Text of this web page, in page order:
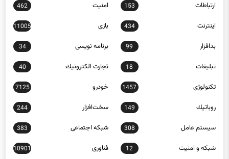
ارتباطات 153 امنيت 462
اينترنت 434 بازی 11005
بدافزار 99 برنامه نويسی 34
تبلیغات 18 تجارت الكترونيك 40
تکنولوژی 1457 خودرو 7125
روباتيك 149 سخت‌افزار 244
سيستم عامل 308 شبكه اجتماعی 383
شبكه و امنيت 12 فناوری 10901